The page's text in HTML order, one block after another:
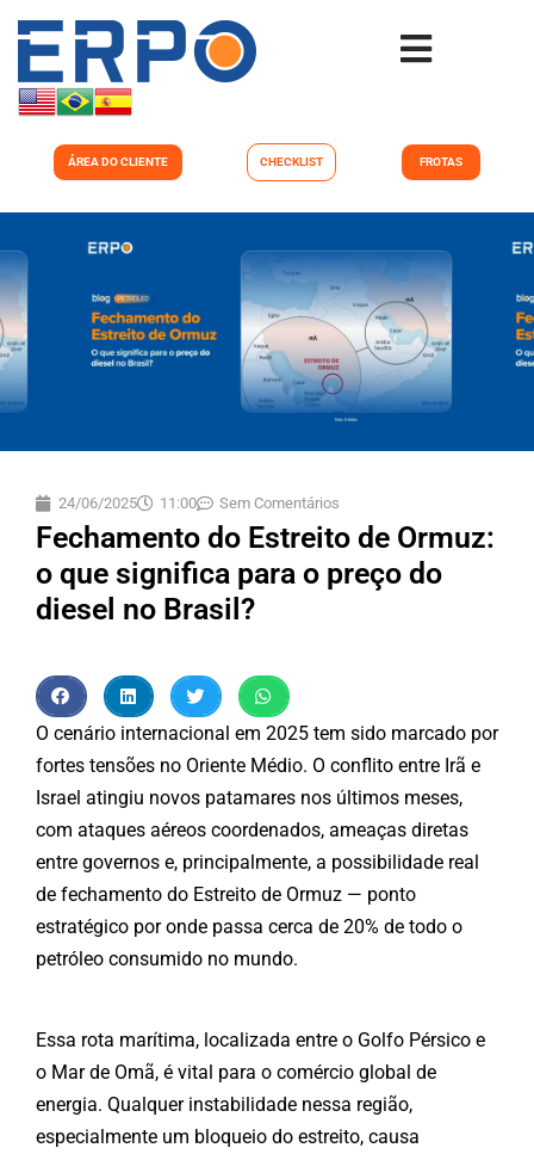
ÁREA DO CLIENTE CHECKLIST FROTAS
24/06/2025 11:00 Sem Comentários
Fechamento do Estreito de Ormuz:
o que significa para o preço do
diesel no Brasil?
O cenário internacional em 2025 tem sido marcado por
fortes tensões no Oriente Médio. O conflito entre Irã e
Israel atingiu novos patamares nos últimos meses,
com ataques aéreos coordenados, ameaças diretas
entre governos e, principalmente, a possibilidade real
de fechamento do Estreito de Ormuz — ponto
estratégico por onde passa cerca de 20% de todo o
petróleo consumido no mundo.
Essa rota marítima, localizada entre o Golfo Pérsico e
o Mar de Omã, é vital para o comércio global de
energia. Qualquer instabilidade nessa região,
especialmente um bloqueio do estreito, causa